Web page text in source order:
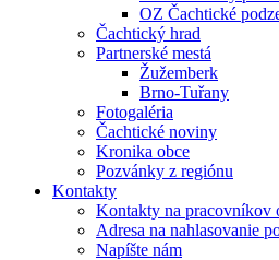
OZ Čachtické
Čachtický hrad
Partnerské mestá
Žužemberk
Brno-Tuřany
Fotogaléria
Čachtické noviny
Kronika obce
Pozvánky z regiónu
Kontakty
Kontakty na pracovníkov
Adresa na nahlasovanie
Napíšte nám